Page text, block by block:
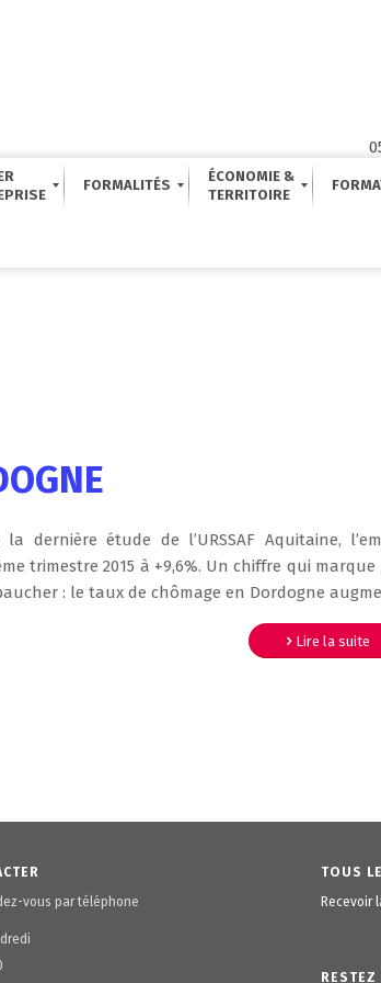
FORMALITÉS
ÉCONOMIE &
la dernière étude de l’URSSAF Aquitaine,
trimestre 2015 à +9,6%. Un chiffre qui
: le taux de chômage en Dordogne
Lire la suite
vous par téléphone
TOUS
Recevoir
RESTEZ